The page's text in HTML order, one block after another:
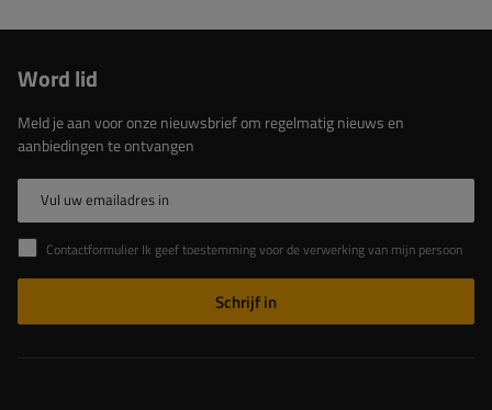
Word lid
Meld je aan voor onze nieuwsbrief om regelmatig nieuws en
aanbiedingen te ontvangen
Vul uw emailadres in
Contactformulier Ik geef toestemming voor de verwerking van mijn persoonlijke gegevens in het contactformulier in overeenstemming met de Verordening van het Europees Parlement en de Raad (EU)
Schrijf in